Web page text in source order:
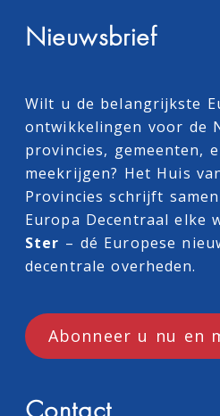
Nieuwsbrief
Wilt u de belangrijkste
ontwikkelingen voor de
provincies, gemeenten,
meekrijgen? Het Huis
Provincies schrijft
Europa Decentraal elke
Ster – dé Europese
decentrale overheden.
Abonneer u nu en